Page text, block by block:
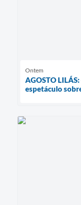
Ontem
AGOSTO
espetáculo